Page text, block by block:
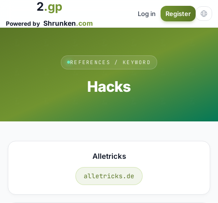
2.gp
Powered by Shrunken.com
Log in Register
REFERENCES / KEYWORD
Hacks
Alletricks
alletricks.de